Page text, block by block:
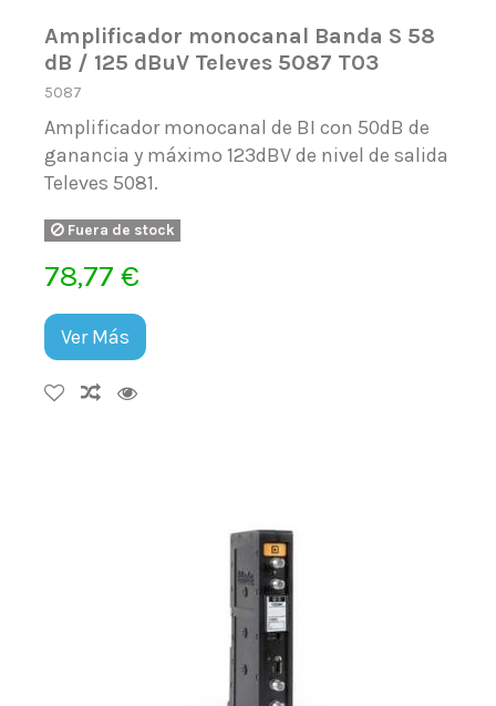
Amplificador monocanal Banda S 58
dB / 125 dBuV Televes 5087 T03
5087
Amplificador monocanal de BI con 50dB de
ganancia y máximo 123dBV de nivel de salida
Televes 5081.
Fuera de stock
78,77 €
Ver Más